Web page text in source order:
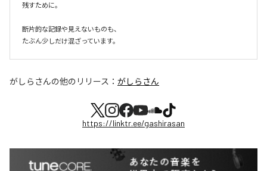
残すために。
断片的な記録や見えないものも、
たぶん少しだけ混ざっています。
がしらさんの他のリリース： がしらさん
https://linktr.ee/gashirasan